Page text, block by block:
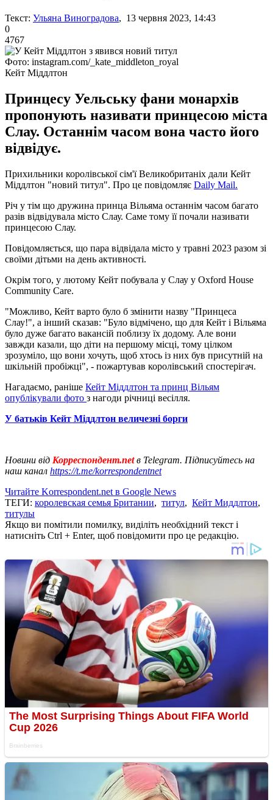
Текст: Ульяна Виноградова, 13 червня 2023, 14:43
0
4767
Фото: instagram.com/_kate_middleton_royal
Кейт Міддлтон
Принцесу Уельську фани монархів
пропонують називати принцесою міста
Слау. Останнім часом вона часто його
відвідує.
Прихильники королівської сім'ї Великобританіх дали Кейт
Міддлтон "новий титул". Про це повідомляє Daily Mail.
Річ у тім що дружина принца Вільяма останнім часом багато
разів відвідувала місто Слау. Саме тому її почали називати
принцесою Слау.
Повідомляється, що пара відвідала місто у травні 2023 разом зі
своїми дітьми на день активності.
Окрім того, у лютому Кейт побувала у Слау у Oxford House
Community Care.
"Можливо, Кейт варто було б змінити назву "Принцеса
Слау!", а інший сказав: "Було відмічено, що для Кейт і Вільяма
було дуже багато вакансій поблизу їх додому. Але вони
завжди казали, що діти на першому місці, тому цілком
зрозуміло, що вони хочуть, щоб хтось із них був присутній на
шкільній пробіжці", - пожартував королівський спостерігач.
Нагадаємо, раніше Кейт Міддлтон та принц Вільям
опублікували фото з нагоди річниці весілля.
У батьків Кейт Міддлтон величезні борги
Новини від Корреспондент.netв Telegram. Підписуйтесь на
наш канал https://t.me/korrespondentnet
Читайте Korrespondent.net в Google News
ТЕГИ: королевская семья Британии, титул, Кейт Миддлтон,
титулы
Якщо ви помітили помилку, виділіть необхідний текст і
натисніть Ctrl + Enter, щоб повідомити про це редакцію.